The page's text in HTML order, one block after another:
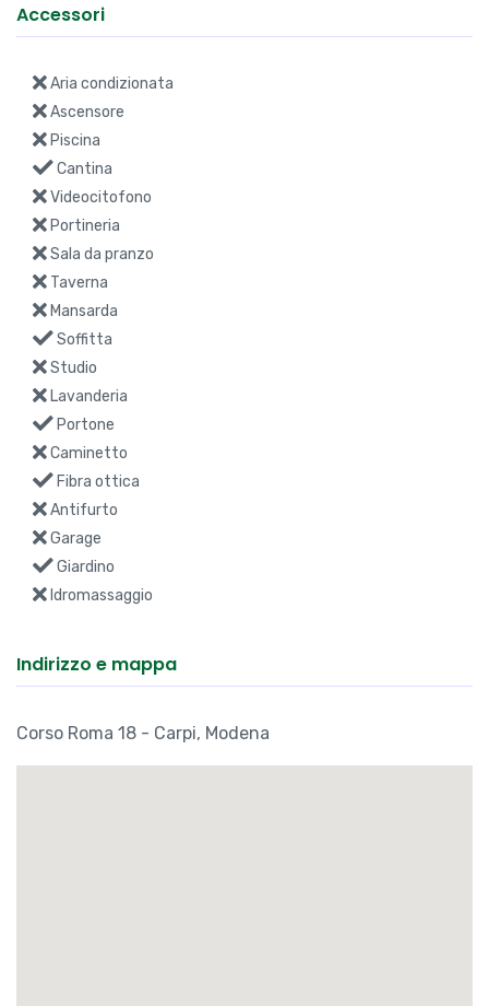
Accessori
Aria condizionata
Ascensore
Piscina
Cantina
Videocitofono
Portineria
Sala da pranzo
Taverna
Mansarda
Soffitta
Studio
Lavanderia
Portone
Caminetto
Fibra ottica
Antifurto
Garage
Giardino
Idromassaggio
Indirizzo e mappa
Corso Roma 18 - Carpi, Modena